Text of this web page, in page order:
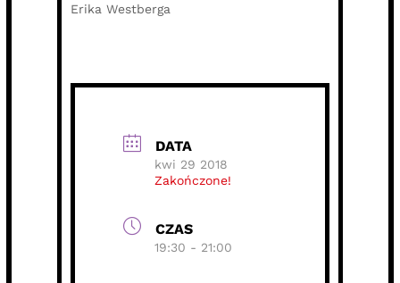
Erika Westberga
DATA
kwi 29 2018
Zakończone!
CZAS
19:30 - 21:00